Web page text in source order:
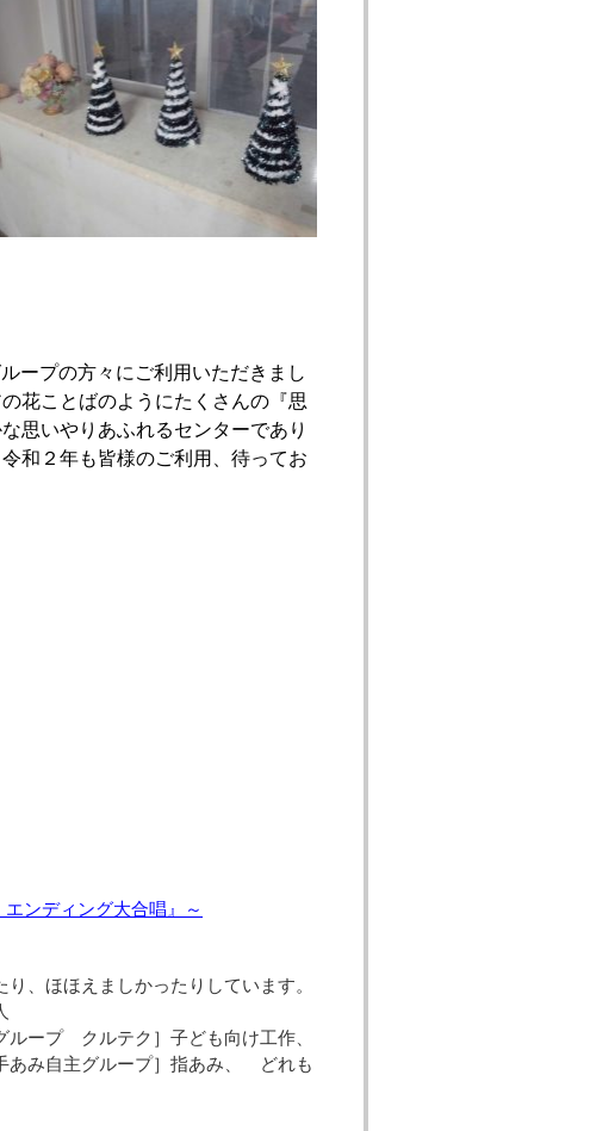
ープの方々にご利用いただきまし
花ことばのようにたくさんの『思
思いやりあふれるセンターであり
和２年も皆様のご利用、待ってお
ンディング大合唱』～
、ほほえましかったりしています。
子ども向け工作、
あみ自主グループ］指あみ、 どれも